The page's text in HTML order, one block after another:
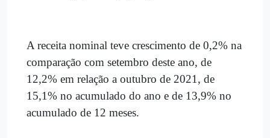
A receita nominal teve crescimento de 0,2% na
comparação com setembro deste ano, de
12,2% em relação a outubro de 2021, de
15,1% no acumulado do ano e de 13,9% no
acumulado de 12 meses.